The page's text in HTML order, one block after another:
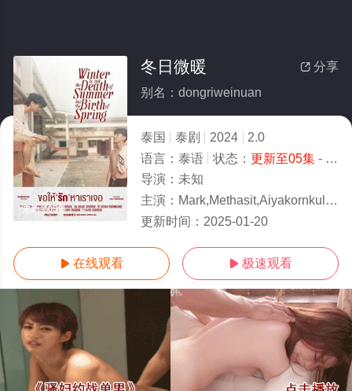
更新至05集
 分享
冬日微暖
别名：dongriweinuan
泰国 泰剧 2024
2.0
语言： 泰语 状态： 更新至05集- 免费在线观看
导演： 未知
主演： Mark,Methasit,Aiyakornkul,,Art,Pawaret,Prapapornvorakul,,To
更新时间： 2025-01-20
 在线观看  极速观看